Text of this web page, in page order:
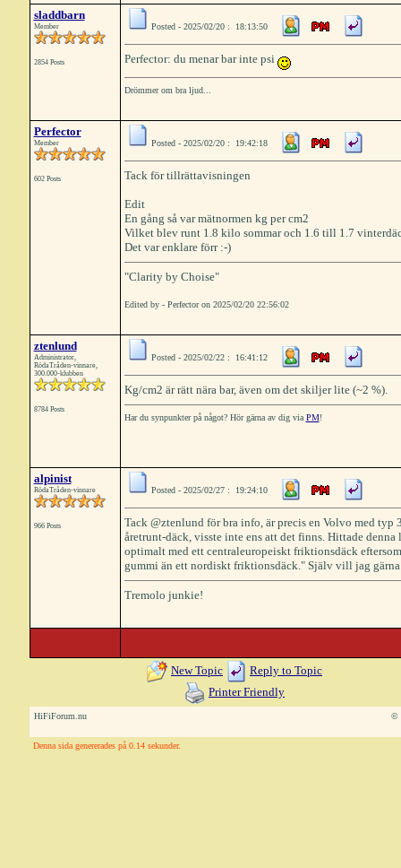
sladdbarn
Member
2854 Posts
Posted - 2025/02/20 : 18:13:50
Perfector: du menar bar inte psi
Drömmer om bra ljud...
Perfector
Member
602 Posts
Posted - 2025/02/20 : 19:42:18
Tack för tillrättavisningen
Edit
En gång så var mätnormen kg per cm2
Vilket blev runt 1.8 kilo sommar och 1.6 till 1.7
Det var enklare förr :-)
"Clarity by Choise"
Edited by - Perfector on 2025/02/20 22:56:02
ztenlund
Administrator,
RödaTråden-vinnare,
300.000-klubben
8784 Posts
Posted - 2025/02/22 : 16:41:12
Kg/cm2 är rätt nära bar, även om det skiljer lite (~2 %).
Har du synpunkter på något? Hör gärna av dig via PM!
alpinist
RödaTråden-vinnare
966 Posts
Posted - 2025/02/27 : 19:24:10
Tack @ztenlund för bra info, är precis en Volvo med typ
åretrunt-däck, visste inte ens att det finns. Hittade
optimalt med ett centraleuropeiskt friktionsdäck
gummi än ett nordiskt friktionsdäck." Själv vill jag
Tremolo junkie!
New Topic
Reply to Topic
Printer Friendly
HiFiForum.nu ©
Denna sida genererades på 0.14 sekunder.